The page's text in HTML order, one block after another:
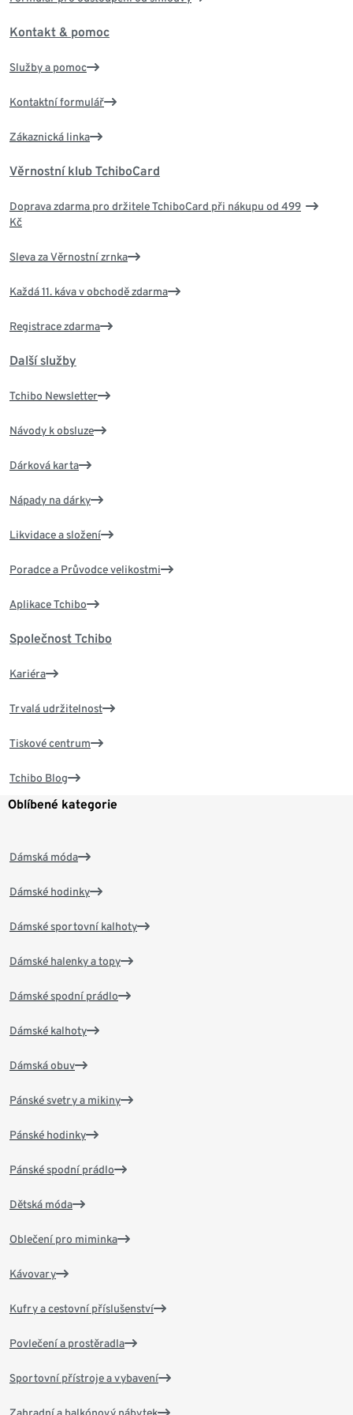
Kontakt & pomoc
Služby a pomoc
Kontaktní formulář
Zákaznická linka
Věrnostní klub TchiboCard
Doprava zdarma pro držitele TchiboCard při nákupu od 499
Kč
Sleva za Věrnostní zrnka
Každá 11. káva v obchodě zdarma
Registrace zdarma
Další služby
Tchibo Newsletter
Návody k obsluze
Dárková karta
Nápady na dárky
Likvidace a složení
Poradce a Průvodce velikostmi
Aplikace Tchibo
Společnost Tchibo
Kariéra
Trvalá udržitelnost
Tiskové centrum
Tchibo Blog
Oblíbené kategorie
Dámská móda
Dámské hodinky
Dámské sportovní kalhoty
Dámské halenky a topy
Dámské spodní prádlo
Dámské kalhoty
Dámská obuv
Pánské svetry a mikiny
Pánské hodinky
Pánské spodní prádlo
Dětská móda
Oblečení pro miminka
Kávovary
Kufry a cestovní příslušenství
Povlečení a prostěradla
Sportovní přístroje a vybavení